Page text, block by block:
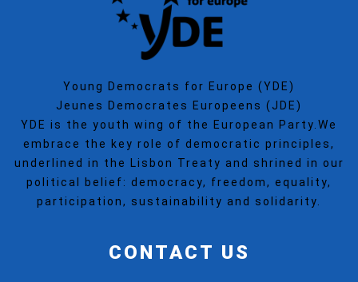
Young Democrats for Europe (YDE)
Jeunes Democrates Europeens (JDE)
YDE is the youth wing of the European Party.We
embrace the key role of democratic principles,
underlined in the Lisbon Treaty and shrined in our
political belief: democracy, freedom, equality,
participation, sustainability and solidarity.
CONTACT US